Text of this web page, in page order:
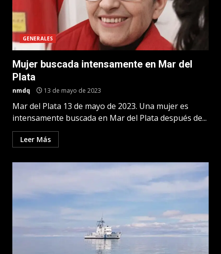
GENERALES
Mujer buscada intensamente en Mar del
Plata
nmdq 13 de mayo de 2023
Mar del Plata 13 de mayo de 2023. Una mujer es
intensamente buscada en Mar del Plata después de...
Leer Más